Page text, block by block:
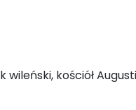
wileński, kościół